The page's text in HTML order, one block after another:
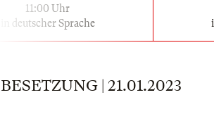
11:00 Uhr
in deutscher Sprache
BESETZUNG | 21.01.2023